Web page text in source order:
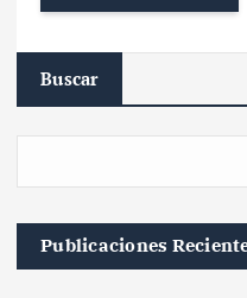
Buscar
Publicaciones